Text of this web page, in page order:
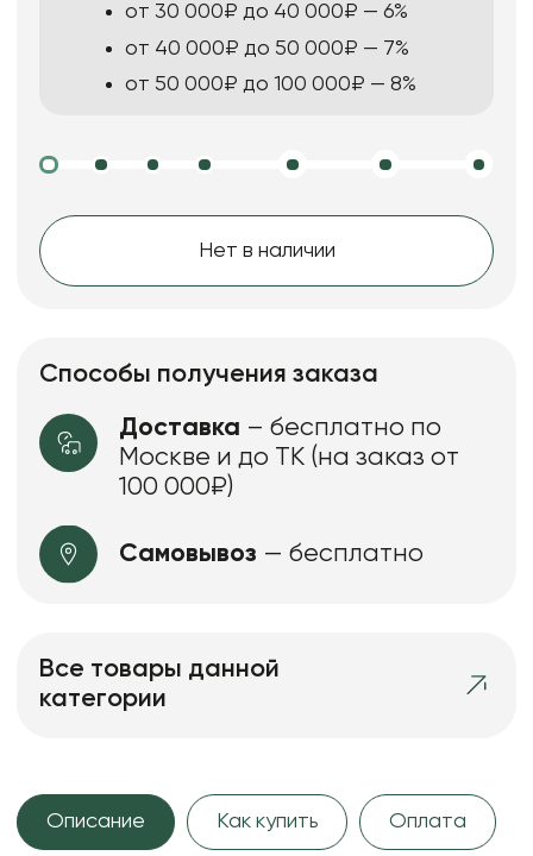
от 30 000₽ до 40 000₽ — 6%
от 40 000₽ до 50 000₽ — 7%
от 50 000₽ до 100 000₽ — 8%
Нет в наличии
Способы получения заказа
Доставка – бесплатно по
Москве и до ТК (на заказ от
100 000₽)
Самовывоз — бесплатно
Все товары данной
категории
Описание Как купить Оплата